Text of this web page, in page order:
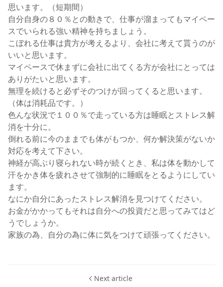
思います。（短期間）
自分自身の８０％との動きで、仕事が溜まってもマイペー
スでいられる強い精神を持ちましょう。
こぼれる仕事は貴方が考えるより、会社に考えて貰うのが
いいと思います。
マイペースで休まずに会社に出てくる方が会社にとっては
ありがたいと思います。
無理を続けると必ずそのつけが回ってくると思います。
（体は消耗品です。）
色んな状況で１００％で走っている方は睡眠とストレス解
消を十分に。
倒れる前に今のままでも体がもつか、何か解決策がないか
対応を考えて下さい。
神経が高ぶり寝られない時が続くとき、私は体を動かして
汗をかき体を疲れさせて強制的に睡眠をとるようにしてい
ます。
なにか自分にあったストレス解消を見つけてください。
お金がかかってもそれは自分への投資だと思ってみてはど
うでしょうか。
家族の為、自分の為に体に気をつけて頑張ってください。
Next article